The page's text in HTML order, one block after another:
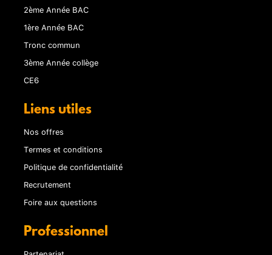
2ème Année BAC
1ère Année BAC
Tronc commun
3ème Année collège
CE6
Liens utiles
Nos offres
Termes et conditions
Politique de confidentialité
Recrutement
Foire aux questions
Professionnel